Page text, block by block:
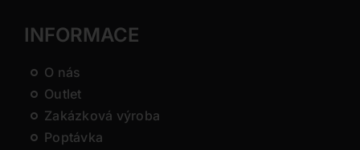
INFORMACE
O nás
Outlet
Zakázková výroba
Poptávka